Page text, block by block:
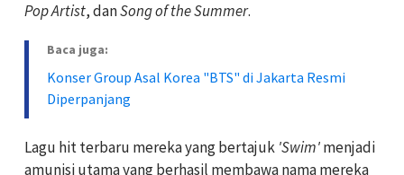
Pop Artist, danSong of the Summer.
Baca juga:
Konser Group Asal Korea "BTS" di Jakarta Resmi
Diperpanjang
Lagu hit terbaru mereka yang bertajuk 'Swim'menjadi
amunisi utama yang berhasil membawa nama mereka